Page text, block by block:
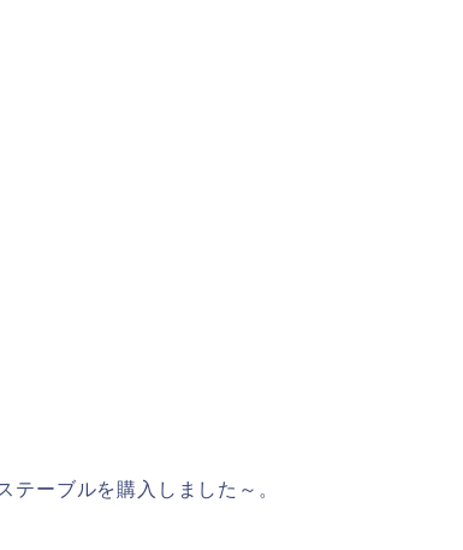
テーブルを購入しました～。